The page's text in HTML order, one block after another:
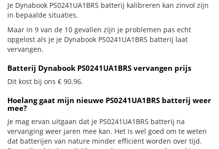
Je Dynabook PS0241UA1BRS batterij kalibreren kan zinvol zijn
in bepaalde situaties.
Maar in 9 van de 10 gevallen zijn je problemen pas echt
opgelost als je je Dynabook PS0241UA1BRS batterij laat
vervangen.
Batterij Dynabook PS0241UA1BRS vervangen prijs
Dit kost bij ons € 90.96.
Hoelang gaat mijn nieuwe PS0241UA1BRS batterij weer
mee?
Je mag ervan uitgaan dat je PS0241UA1BRS batterij na
vervanging weer jaren mee kan. Het is wel goed om te weten
dat batterijen van nature minder efficiënt worden over tijd.